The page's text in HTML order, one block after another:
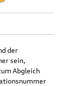
der
sein,
Abgleich